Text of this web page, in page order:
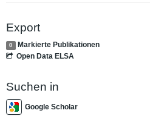
Export
0
Markierte Publikationen
Open Data ELSA
Suchen in
Google Scholar